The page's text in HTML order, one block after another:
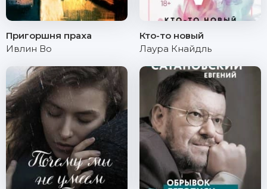
Пригоршня праха
Ивлин Во
Кто-то новый
Лаура Кнайдль